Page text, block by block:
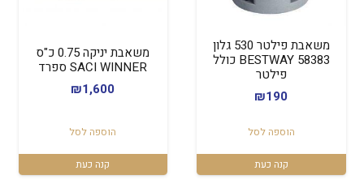
משאבת פילטר 530 גלון
58383 BESTWAY כולל
פילטר
₪190
הוספה לסל
קנה כעת
משאבת יניקה 0.75 כ"ס
SACI WINNER ספרד
₪1,600
הוספה לסל
קנה כעת